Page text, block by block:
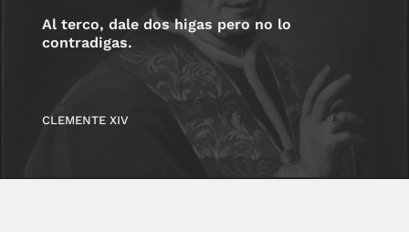
Al terco, dale dos higas pero no lo
contradigas.
CLEMENTE XIV